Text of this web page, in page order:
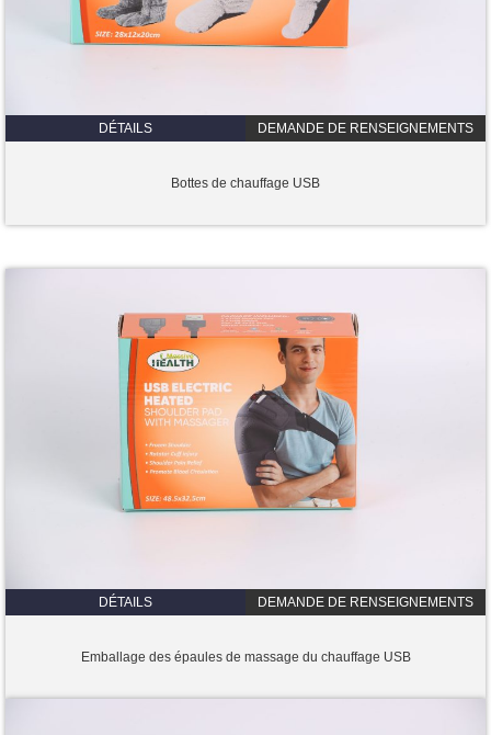
DÉTAILS DEMANDE DE RENSEIGNEMENTS
Bottes de chauffage USB
DÉTAILS DEMANDE DE RENSEIGNEMENTS
Emballage des épaules de massage du chauffage USB